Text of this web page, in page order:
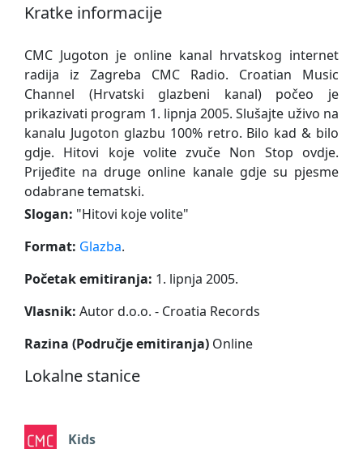
Kratke informacije
CMC Jugoton je online kanal hrvatskog internet
radija iz Zagreba CMC Radio. Croatian Music
Channel (Hrvatski glazbeni kanal) počeo je
prikazivati program 1. lipnja 2005. Slušajte uživo na
kanalu Jugoton glazbu 100% retro. Bilo kad & bilo
gdje. Hitovi koje volite zvuče Non Stop ovdje.
Prijeđite na druge online kanale gdje su pjesme
odabrane tematski.
Slogan: "Hitovi koje volite"
Format: Glazba.
Početak emitiranja: 1. lipnja 2005.
Vlasnik: Autor d.o.o. - Croatia Records
Razina (Područje emitiranja) Online
Lokalne stanice
Kids